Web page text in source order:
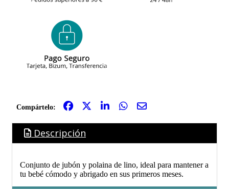
Compártelo:
Descripción
Conjunto de jubón y polaina de lino, ideal para mantener a
tu bebé cómodo y abrigado en sus primeros meses.